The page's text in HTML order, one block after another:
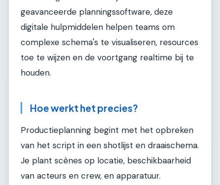
geavanceerde planningssoftware, deze
digitale hulpmiddelen helpen teams om
complexe schema's te visualiseren, resources
toe te wijzen en de voortgang realtime bij te
houden.
Hoe werkt het precies?
Productieplanning begint met het opbreken
van het script in een shotlijst en draaischema.
Je plant scènes op locatie, beschikbaarheid
van acteurs en crew, en apparatuur.